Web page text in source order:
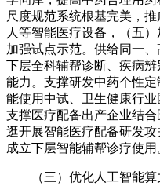
尺度规范系统根基完美，
人等智能医疗设备，（五
加强试点示范。供给同一
下层全科辅帮诊断、疾病
能力。支撑研发中药个性
能使用中试、卫生健康行
支撑医疗配备出产企业结
逛开展智能医疗配备研发
成立下层智能辅帮诊疗使用
（三）优化人工智能算